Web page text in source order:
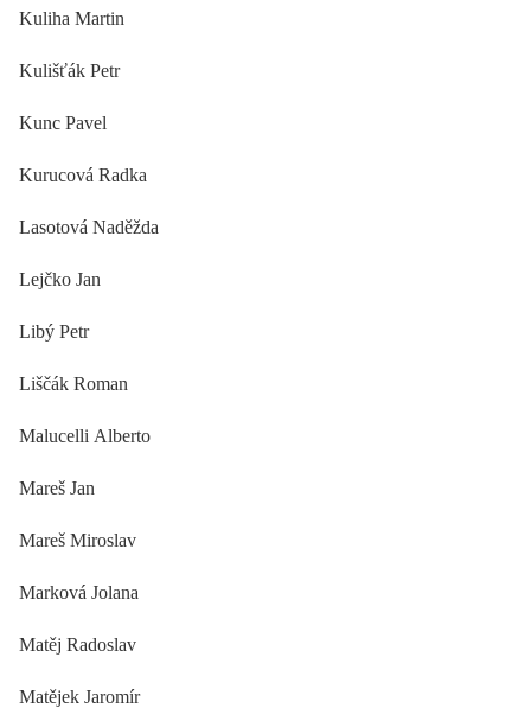
Kuliha Martin
Kulišťák Petr
Kunc Pavel
Kurucová Radka
Lasotová Naděžda
Lejčko Jan
Libý Petr
Liščák Roman
Malucelli Alberto
Mareš Jan
Mareš Miroslav
Marková Jolana
Matěj Radoslav
Matějek Jaromír